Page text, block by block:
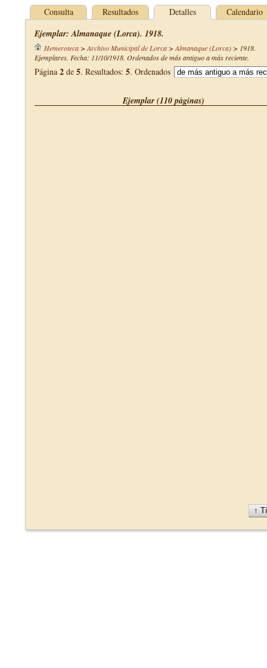
Consulta Resultados Detalles Calendario
Ejemplar: Almanaque (Lorca). 1918.
Hemeroteca> Archivo Municipal de Lorca> Almanaque (Lorca)> 1918.
Ejemplares. Fecha: 11/10/1918. Ordenados de más antiguo a más reciente.
Página 2 de 5. Resultados: 5. Ordenados
Ejemplar (110 páginas)